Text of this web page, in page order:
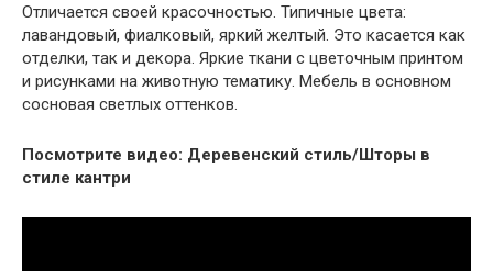
Отличается своей красочностью. Типичные цвета:
лавандовый, фиалковый, яркий желтый. Это касается как
отделки, так и декора. Яркие ткани с цветочным принтом
и рисунками на животную тематику. Мебель в основном
сосновая светлых оттенков.
Посмотрите видео: Деревенский стиль/Шторы в
стиле кантри